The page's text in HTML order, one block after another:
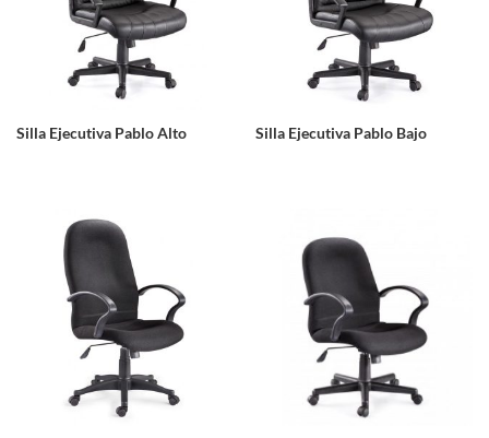
Silla Ejecutiva Pablo Alto Silla Ejecutiva Pablo Bajo